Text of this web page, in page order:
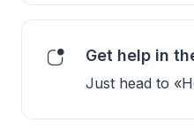
Get help in
Just head to